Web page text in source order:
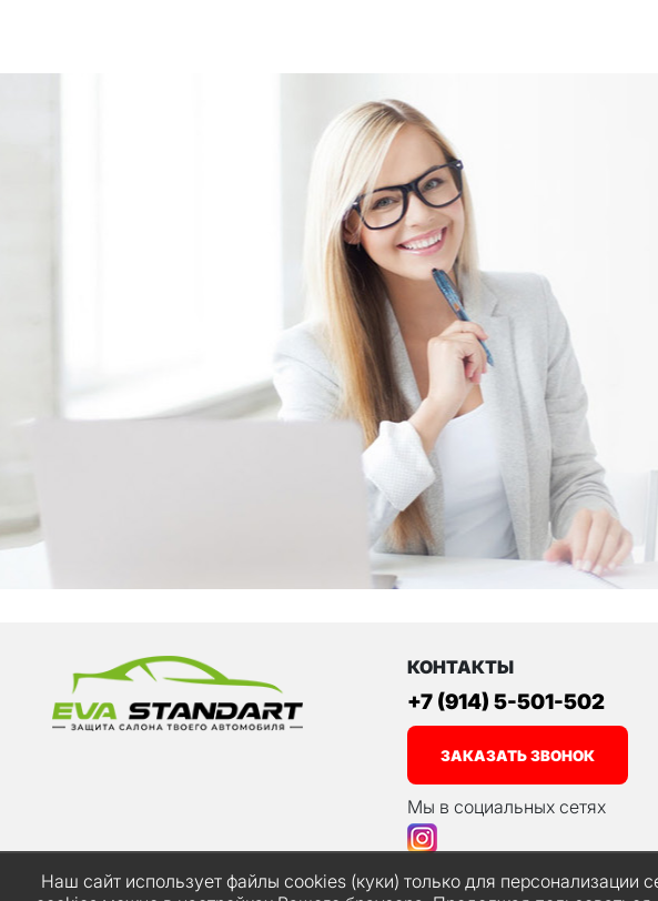
КОНТАКТЫ
+7 (914) 5-501-502
ЗАКАЗАТЬ ЗВОНОК
Мы в социальных сетях
Наш сайт использует файлы cookies (куки) только для персонализации